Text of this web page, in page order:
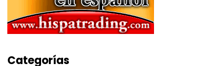
Categorías